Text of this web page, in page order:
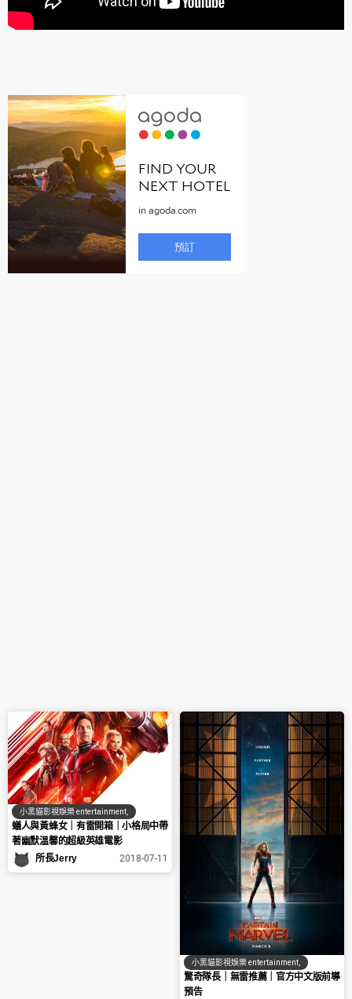
小黑貓影視娛樂 entertainment
蟻人與黃蜂女｜有雷開箱｜小格局中帶
著幽默溫馨的超級英雄電影
所長Jerry
2018-07-11
小黑貓影視娛樂 entertainment
驚奇隊長｜無雷推薦｜官方中文版前導
預告